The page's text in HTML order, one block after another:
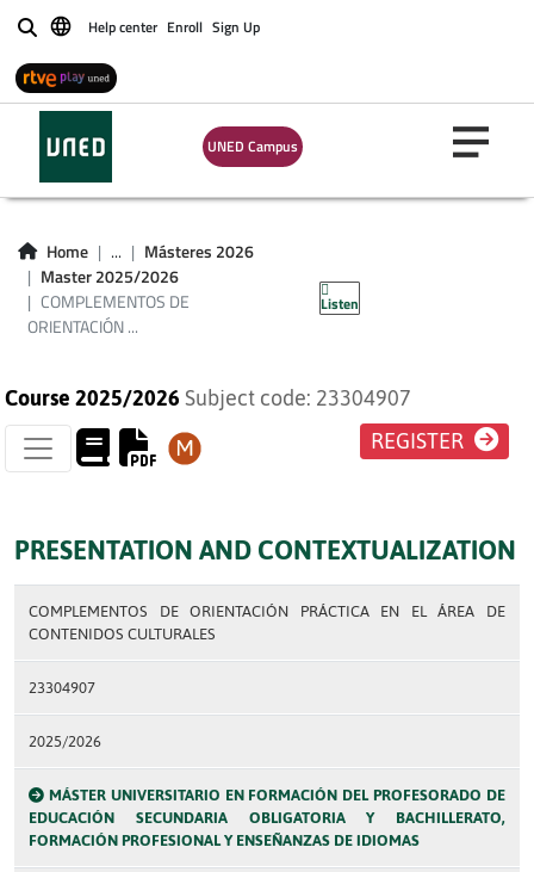
BuscarHelp center Enroll Sign Up
UNED Campus
Home ...
Másteres 2026
Master 2025/2026
COMPLEMENTOS DE
ORIENTACIÓN ...
Listen
COMPLEMENTOS DE
ORIENTACIÓN
PRÁCTICA EN EL
ÁREA DE
CONTENIDOS
CULTURALES
Course 2025/2026 Subject code: 23304907
REGISTER
PRESENTATION AND CONTEXTUALIZATION
COMPLEMENTOS DE ORIENTACIÓN PRÁCTICA EN EL ÁREA DE
CONTENIDOS CULTURALES
23304907
2025/2026
MÁSTER UNIVERSITARIO EN FORMACIÓN DEL PROFESORADO DE
EDUCACIÓN SECUNDARIA OBLIGATORIA Y BACHILLERATO,
FORMACIÓN PROFESIONAL Y ENSEÑANZAS DE IDIOMAS